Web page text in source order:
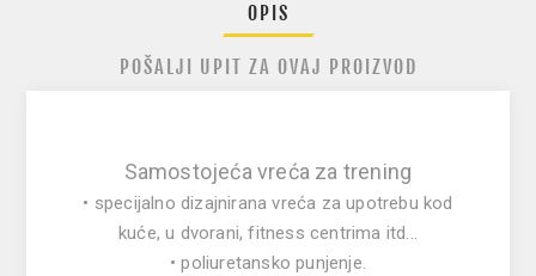
OPIS
POŠALJI UPIT ZA OVAJ PROIZVOD
Samostojeća vreća za trening
• specijalno dizajnirana vreća za upotrebu kod
kuće, u dvorani, fitness centrima itd...
• poliuretansko punjenje.